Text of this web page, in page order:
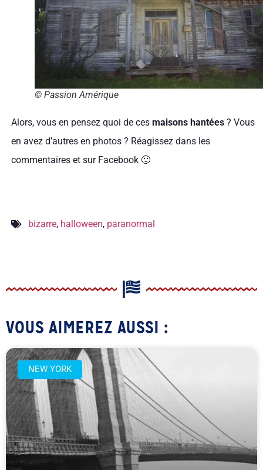
© Passion Amérique
Alors, vous en pensez quoi de ces maisons hantées? Vous
en avez d’autres en photos ? Réagissez dans les
commentaires et sur Facebook 🙂
bizarre, halloween, paranormal
VOUS AIMEREZ AUSSI :
NEW YORK